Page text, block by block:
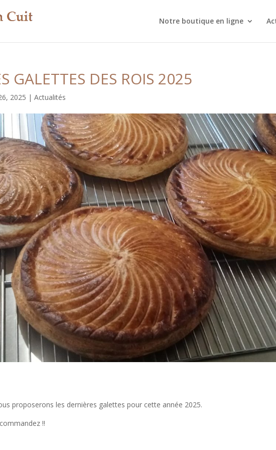
Notre boutique en ligne
GALETTES DES ROIS 2025
2025 |Actualités
proposerons les dernières galettes pour cette année 2025.
!!